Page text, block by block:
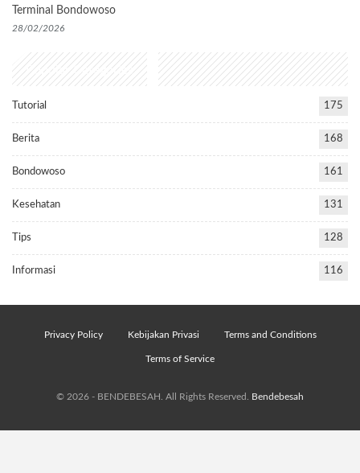
Terminal Bondowoso
28/02/2026
Popular Categories
Tutorial 175
Berita 168
Bondowoso 161
Kesehatan 131
Tips 128
Informasi 116
Privacy Policy Kebijakan Privasi Terms and Conditions
Terms of Service
© 2026 - BENDEBESAH. All Rights Reserved. Bendebesah